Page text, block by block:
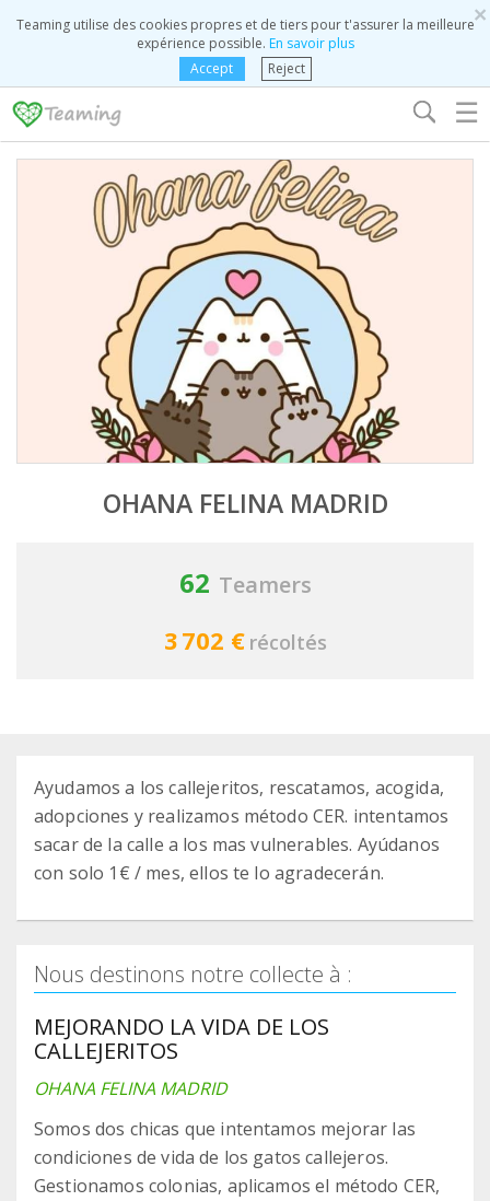
×
Teaming utilise des cookies propres et de tiers pour t'assurer la meilleure
expérience possible. En savoir plus
Accept
Reject
☰
OHANA FELINA MADRID
62 Teamers
3 702 € récoltés
Ayudamos a los callejeritos, rescatamos, acogida,
adopciones y realizamos método CER. intentamos
sacar de la calle a los mas vulnerables. Ayúdanos
con solo 1€ / mes, ellos te lo agradecerán.
Nous destinons notre collecte à :
MEJORANDO LA VIDA DE LOS
CALLEJERITOS
OHANA FELINA MADRID
Somos dos chicas que intentamos mejorar las
condiciones de vida de los gatos callejeros.
Gestionamos colonias, aplicamos el método CER,